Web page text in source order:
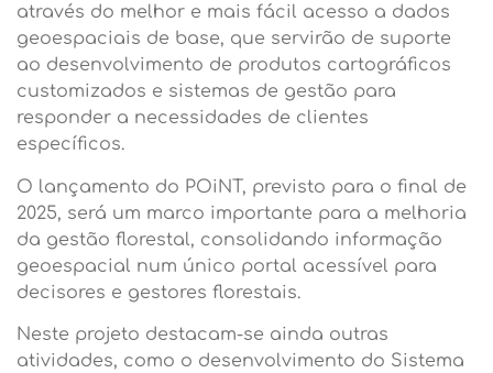
através do melhor e mais fácil acesso a dados
geoespaciais de base, que servirão de suporte
ao desenvolvimento de produtos cartográficos
customizados e sistemas de gestão para
responder a necessidades de clientes
específicos.
O lançamento do POiNT, previsto para o final de
2025, será um marco importante para a melhoria
da gestão florestal, consolidando informação
geoespacial num único portal acessível para
decisores e gestores florestais.
Neste projeto destacam-se ainda outras
atividades, como o desenvolvimento do Sistema